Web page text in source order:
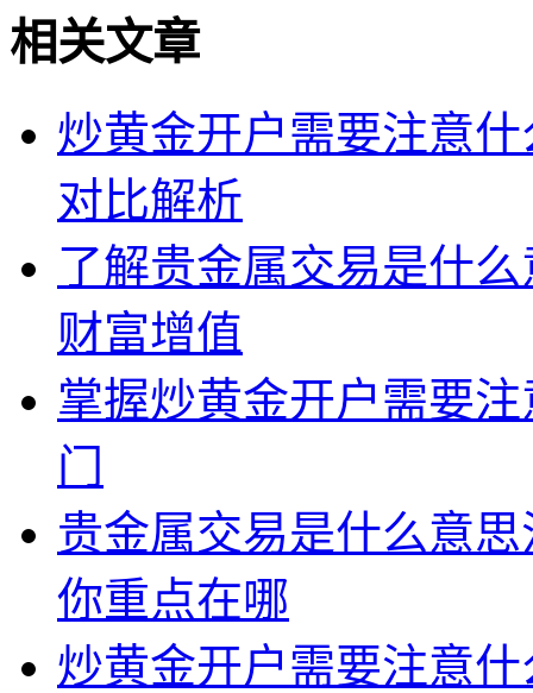
相关文章
炒黄金开户需要注意
对比解析
了解贵金属交易是什
财富增值
掌握炒黄金开户需要
门
贵金属交易是什么意
你重点在哪
炒黄金开户需要注意